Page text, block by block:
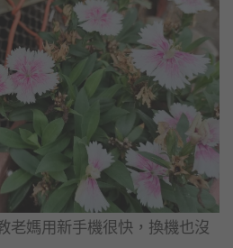
老媽用新手機很快，換機也沒